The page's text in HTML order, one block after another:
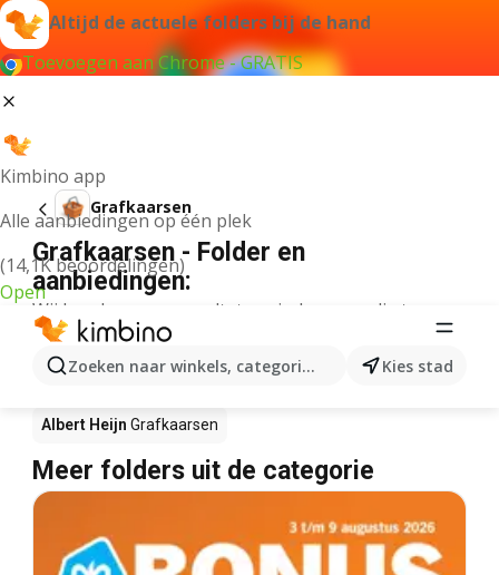
Altijd de actuele folders bij de hand
Toevoegen aan Chrome - GRATIS
Kimbino app
Alle aanbiedingen op één plek
(14,1K beoordelingen)
Open
Zoeken naar winkels, categorieën, producten...
Kies stad
Grafkaarsen
Grafkaarsen - Folder en
aanbiedingen:
Wij konden geen resultaten vinden voor die term.
Grafkaarsen in actie – Waar te koop?
Plus Grafkaarsen
Albert Heijn Grafkaarsen
Meer folders uit de categorie